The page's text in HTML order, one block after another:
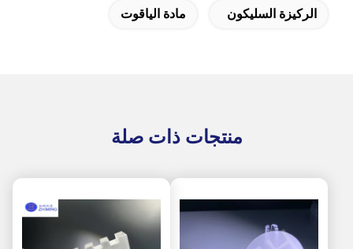
الركيزة السليكون
مادة الياقوت
منتجات ذات صلة